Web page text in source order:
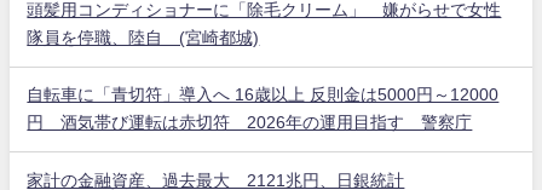
頭髪用コンディショナーに「除毛クリーム」 嫌がらせで女性
隊員を停職、陸自 (宮崎都城)
自転車に「青切符」導入へ 16歳以上 反則金は5000円～12000
円 酒気帯び運転は赤切符 2026年の運用目指す 警察庁
家計の金融資産、過去最大 2121兆円、日銀統計